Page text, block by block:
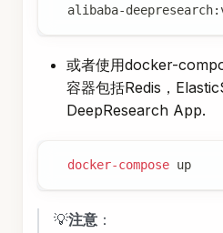
alibaba-
或者使用docker-
容器包括Redis，
DeepResearch App.
docker-compose up
💡注意 ：